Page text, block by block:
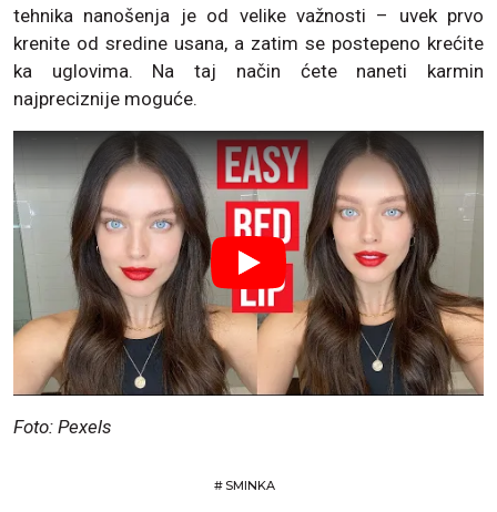
tehnika nanošenja je od velike važnosti – uvek prvo
krenite od sredine usana, a zatim se postepeno krećite
ka uglovima. Na taj način ćete naneti karmin
najpreciznije moguće.
Foto: Pexels
# SMINKA